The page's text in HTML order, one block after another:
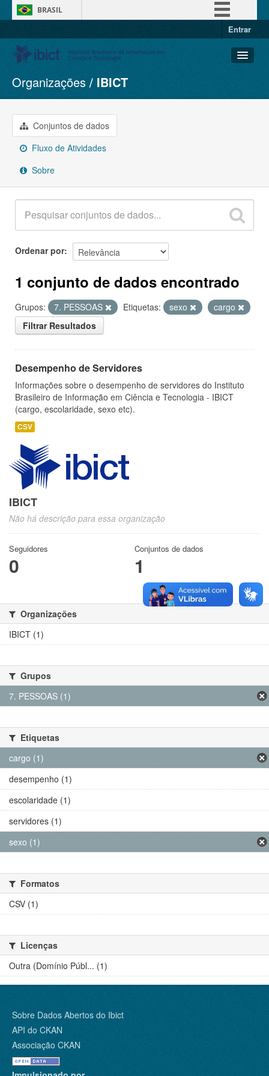
BRASIL
Entrar
Conjuntos de dados
Organizações
Grupos
Sobre
Organizações IBICT
Conjuntos de dados
Fluxo de Atividades
Sobre
Ordenar por
1 conjunto de dados encontrado
Grupos: 7. PESSOAS Etiquetas: sexo
cargo
Filtrar Resultados
Desempenho de Servidores
Informações sobre o desempenho de servidores do Instituto
Brasileiro de Informação em Ciência e Tecnologia - IBICT
(cargo, escolaridade, sexo etc).
CSV
IBICT
Não há descrição para essa organização
Seguidores
0
Conjuntos de dados
1
Organizações
IBICT (1)
Grupos
7. PESSOAS (1)
Etiquetas
cargo (1)
desempenho (1)
escolaridade (1)
servidores (1)
sexo (1)
Formatos
CSV (1)
Licenças
Outra (Domínio Públ... (1)
Sobre Dados Abertos do Ibict
API do CKAN
Associação CKAN